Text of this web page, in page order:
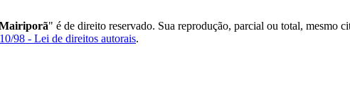
" é de direito reservado. Sua reprodução, parcial ou total, mesmo
98 - Lei de direitos autorais.